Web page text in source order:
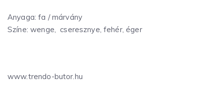
Anyaga: fa / márvány
Színe: wenge, cseresznye, fehér, éger
www.trendo-butor.hu